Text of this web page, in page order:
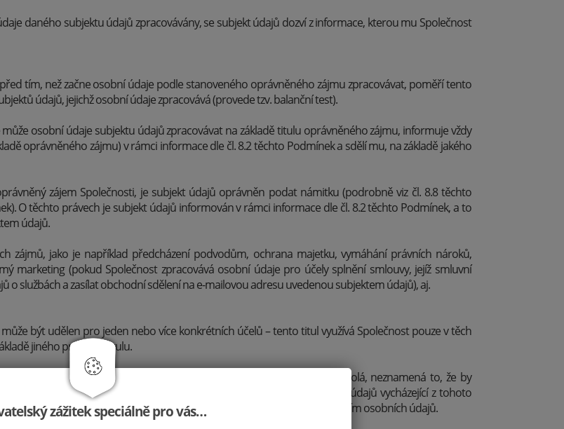
daného subjektu údajů zpracovávány, se subjekt údajů dozví z informace, kterou mu Společnost
tím, než začne osobní údaje podle stanoveného oprávněného zájmu zpracovávat, poměří tento
údajů, jejichž osobní údaje zpracovává (provede tzv. balanční test).
osobní údaje subjektu údajů zpracovávat na základě titulu oprávněného zájmu, informuje vždy
oprávněného zájmu) v rámci informace dle čl. 8.2 těchto Podmínek a sdělí mu, na základě jakého
zájem Společnosti, je subjekt údajů oprávněn podat námitku (podrobně viz čl. 8.8 těchto
O těchto právech je subjekt údajů informován v rámci informace dle čl. 8.2 těchto Podmínek, a to
údajů.
zájmů, jako je například předcházení podvodům, ochrana majetku, vymáhání právních nároků,
marketing (pokud Společnost zpracovává osobní údaje pro účely splnění smlouvy, jejíž smluvní
službách a zasílat obchodní sdělení na e-mailovou adresu uvedenou subjektem údajů), aj.
být udělen pro jeden nebo více konkrétních účelů – tento titul využívá Společnost pouze v těch
jiného právního titulu.
kdykoli odvolat. Pokud subjekt údajů svůj souhlas se zpracováním odvolá, neznamená to, že by
- odvolání souhlasu nemá zpětný účinek a zpracování osobních údajů vycházející z tohoto
je subjekt údajů informován před tím, než vyjádří souhlas se zpracováním osobních údajů.
zážitek speciálně pro vás…